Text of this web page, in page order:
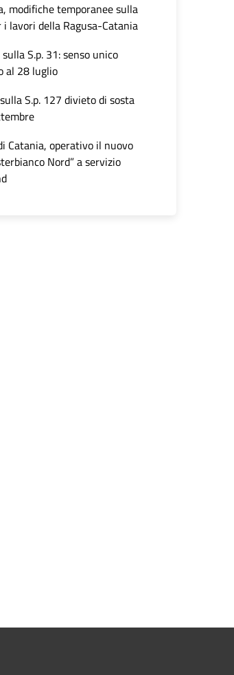
modifiche temporanee sulla
i lavori della Ragusa-Catania
S.p. 31: senso unico
al 28 luglio
S.p. 127 divieto di sosta
Catania, operativo il nuovo
Nord” a servizio